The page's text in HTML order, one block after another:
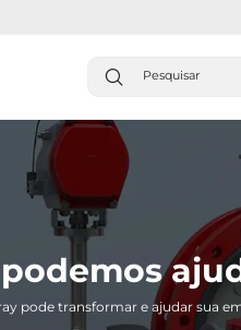
pode transformar e ajudar sua